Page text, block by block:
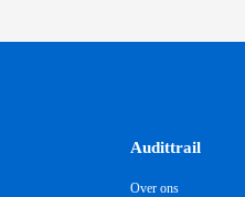
Audittrail
Over ons